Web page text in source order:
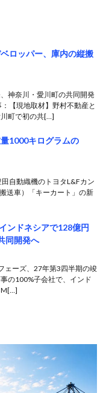
ロッパー、庫内の縦搬
神奈川・愛川町の共同開発
【現地取材】野村不動産と
町で初の共[…]
1000キログラムの
自動織機のトヨタL&Fカン
送車）「キーカート」の新
ンドネシアで128億円
同開発へ
ェーズ、27年第3四半期の竣
の100%子会社で、インド
M[…]